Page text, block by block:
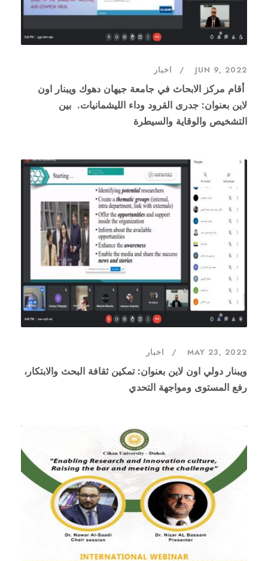
JUN 9, 2022 اخبار
أقام مركز الابحاث في جامعة جيهان دهوك ويبنار اون
لاين بعنوان: جدرى القرود وداء الليشمانيات. بين
التشخيص والوقاية والسيطرة
MAY 23, 2022 اخبار
ويبنار دولي اون لاين بعنوان: تمكين ثقافة البحث والابتكار،
رفع المستوى ومواجهة التحدي